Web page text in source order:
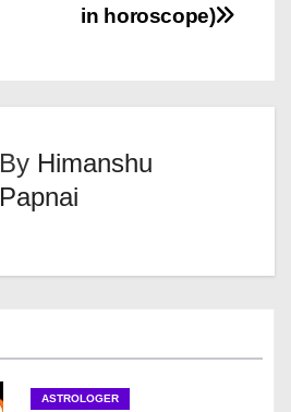
in horoscope)
By Himanshu
Papnai
ASTROLOGER